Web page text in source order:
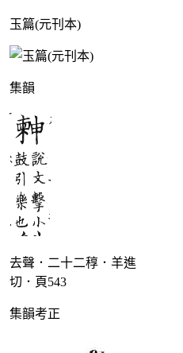
玉篇(元刊本)
集韻
去聲．二十二稕．羊進
切．頁543
集韻考正